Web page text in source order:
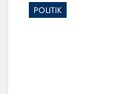
POLITIK